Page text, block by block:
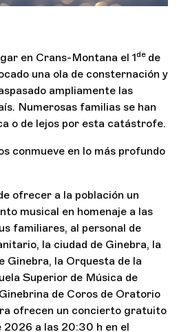
en Crans-Montana el 1de de
una ola de consternación y
ampliamente las
Numerosas familias se han
o de lejos por esta catástrofe.
conmueve en lo más profundo
ofrecer a la población un
musical en homenaje a las
familiares, al personal de
la ciudad de Ginebra, la
Ginebra, la Orquesta de la
Superior de Música de
de Coros de Oratorio
ofrecen un concierto gratuito
2026 a las 20:30 h en el